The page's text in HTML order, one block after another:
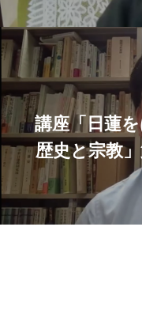
講座「日蓮
歴史と宗教